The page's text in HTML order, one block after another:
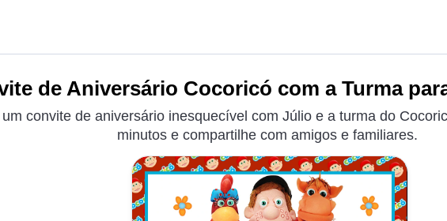
de Aniversário Cocoricó com a Turma
um convite de aniversário inesquecível com Júlio e a turma do
minutos e compartilhe com amigos e familiares.